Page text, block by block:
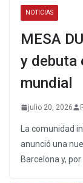
NOTICIAS
MESA
y debuta
mundial
julio 20, 2026
La comunidad
anunció una
Barcelona y, por